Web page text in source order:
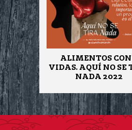
ALIMENTOS
VIDAS. AQUÍ NO SE
NADA 2022